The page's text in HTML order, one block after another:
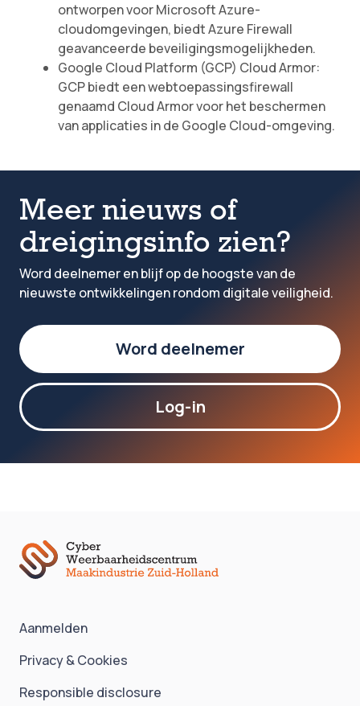
ontworpen voor Microsoft Azure-
cloudomgevingen, biedt Azure Firewall
geavanceerde beveiligingsmogelijkheden.
Google Cloud Platform (GCP) Cloud Armor:
GCP biedt een webtoepassingsfirewall
genaamd Cloud Armor voor het beschermen
van applicaties in de Google Cloud-omgeving.
Meer nieuws of
dreigingsinfo zien?
Word deelnemer en blijf op de hoogste van de
nieuwste ontwikkelingen rondom digitale veiligheid.
Word deelnemer
Log-in
Aanmelden
Privacy & Cookies
Responsible disclosure